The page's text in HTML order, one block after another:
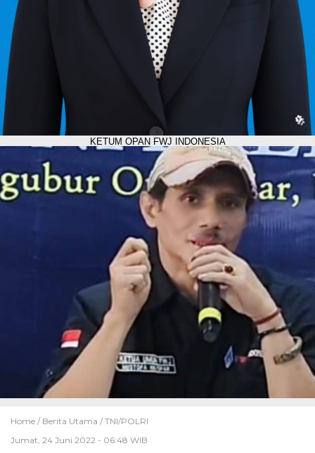
KETUM OPAN FWJ INDONESIA
Home / Berita Utama / TNI/POLRI
Jumat, 24 Juni 2022 - 06:48 WIB